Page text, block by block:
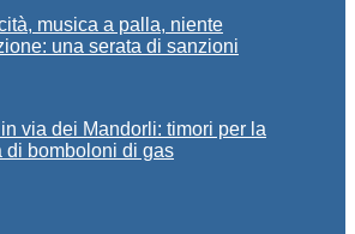
musica a palla, niente
una serata di sanzioni
in via dei Mandorli: timori per la
di bomboloni di gas